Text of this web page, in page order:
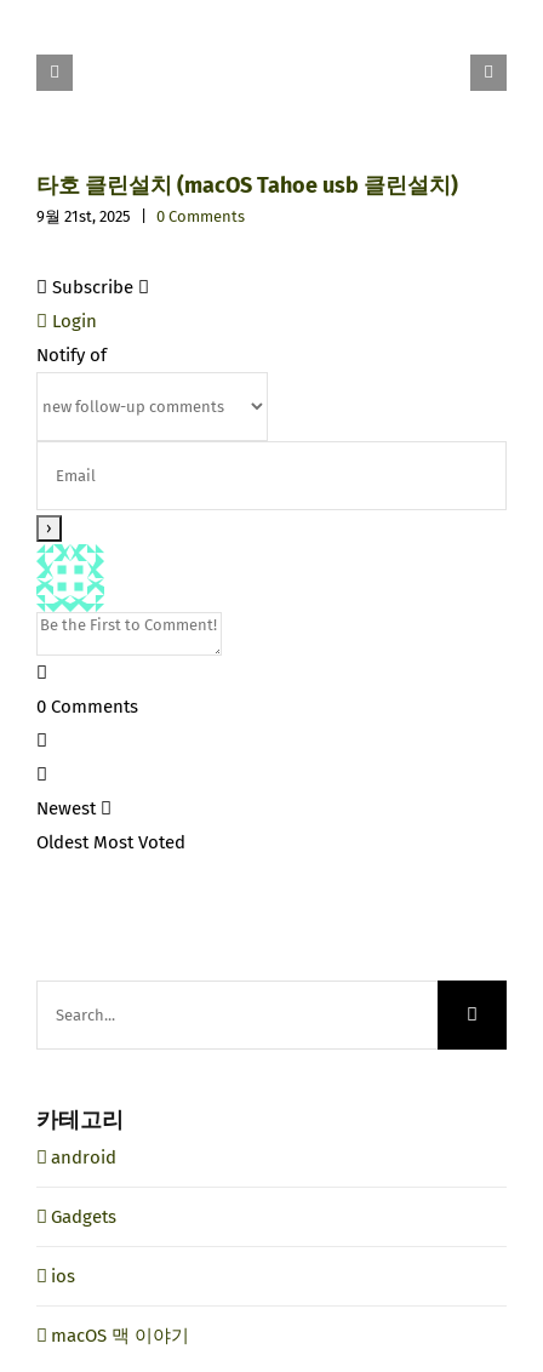
타호 클린설치 (macOS Tahoe usb 클린설치)
9월 21st, 2025 0 Comments
Subscribe
Login
Notify of
0 Comments
Newest
Oldest Most Voted
카테고리
android
Gadgets
ios
macOS 맥 이야기